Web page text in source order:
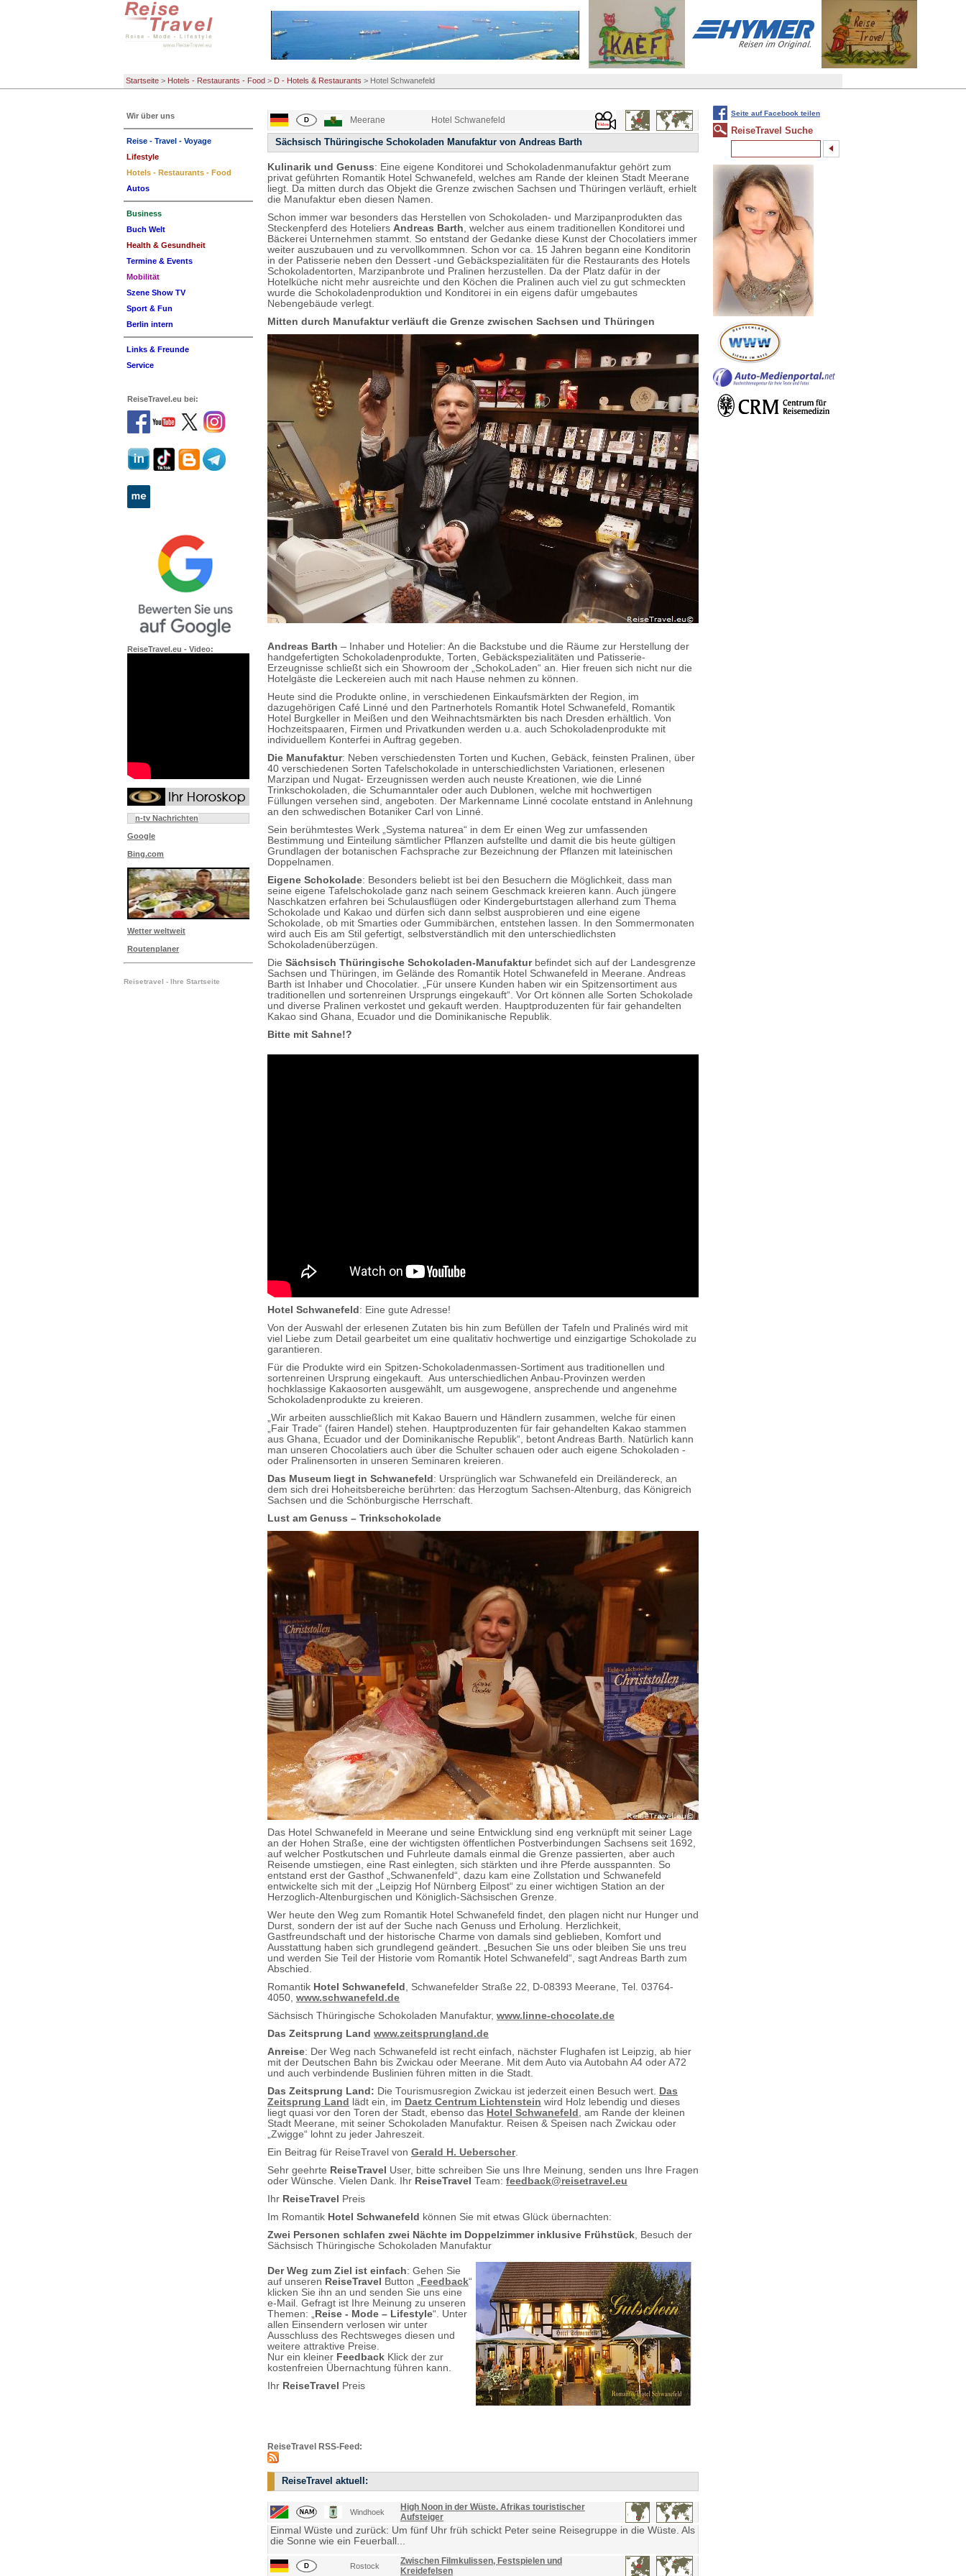
Startseite > Hotels - Restaurants - Food > D - Hotels & Restaurants > Hotel Schwanefeld
Meerane Hotel Schwanefeld
Sächsisch Thüringische Schokoladen Manufaktur von Andreas Barth
Kulinarik und Genuss: Eine eigene Konditorei und Schokoladenmanufaktur gehört zum
privat geführten Romantik Hotel Schwanefeld, welches am Rande der kleinen Stadt Meerane
liegt. Da mitten durch das Objekt die Grenze zwischen Sachsen und Thüringen verläuft, erhielt
die Manufaktur eben diesen Namen.
Schon immer war besonders das Herstellen von Schokoladen- und Marzipanprodukten das
Steckenpferd des Hoteliers Andreas Barth , welcher aus einem traditionellen Konditorei und
Bäckerei Unternehmen stammt. So entstand der Gedanke diese Kunst der Chocolatiers immer
weiter auszubauen und zu vervollkommnen. Schon vor ca. 15 Jahren begann eine Konditorin
in der Patisserie neben den Dessert -und Gebäckspezialitäten für die Restaurants des Hotels
Schokoladentorten, Marzipanbrote und Pralinen herzustellen. Da der Platz dafür in der
Hotelküche nicht mehr ausreichte und den Köchen die Pralinen auch viel zu gut schmeckten
wurde die Schokoladenproduktion und Konditorei in ein eigens dafür umgebautes
Nebengebäude verlegt.
Mitten durch Manufaktur verläuft die Grenze zwischen Sachsen und Thüringen
Andreas Barth – Inhaber und Hotelier: An die Backstube und die Räume zur Herstellung der
handgefertigten Schokoladenprodukte, Torten, Gebäckspezialitäten und Patisserie-
Erzeugnisse schließt sich ein Showroom der „SchokoLaden“ an. Hier freuen sich nicht nur die
Hotelgäste die Leckereien auch mit nach Hause nehmen zu können.
Heute sind die Produkte online, in verschiedenen Einkaufsmärkten der Region, im
dazugehörigen Café Linné und den Partnerhotels Romantik Hotel Schwanefeld, Romantik
Hotel Burgkeller in Meißen und den Weihnachtsmärkten bis nach Dresden erhältlich. Von
Hochzeitspaaren, Firmen und Privatkunden werden u.a. auch Schokoladenprodukte mit
individuellem Konterfei in Auftrag gegeben.
Die Manufaktur: Neben verschiedensten Torten und Kuchen, Gebäck, feinsten Pralinen, über
40 verschiedenen Sorten Tafelschokolade in unterschiedlichsten Variationen, erlesenen
Marzipan und Nugat- Erzeugnissen werden auch neuste Kreationen, wie die Linné
Trinkschokoladen, die Schumanntaler oder auch Dublonen, welche mit hochwertigen
Füllungen versehen sind, angeboten. Der Markenname Linné cocolate entstand in Anlehnung
an den schwedischen Botaniker Carl von Linné.
Sein berühmtestes Werk „Systema naturea“ in dem Er einen Weg zur umfassenden
Bestimmung und Einteilung sämtlicher Pflanzen aufstellte und damit die bis heute gültigen
Grundlagen der botanischen Fachsprache zur Bezeichnung der Pflanzen mit lateinischen
Doppelnamen.
Eigene Schokolade: Besonders beliebt ist bei den Besuchern die Möglichkeit, dass man
seine eigene Tafelschokolade ganz nach seinem Geschmack kreieren kann. Auch jüngere
Naschkatzen erfahren bei Schulausflügen oder Kindergeburtstagen allerhand zum Thema
Schokolade und Kakao und dürfen sich dann selbst ausprobieren und eine eigene
Schokolade, ob mit Smarties oder Gummibärchen, entstehen lassen. In den Sommermonaten
wird auch Eis am Stil gefertigt, selbstverständlich mit den unterschiedlichsten
Schokoladenüberzügen.
Die Sächsisch Thüringische Schokoladen-Manufakturbefindet sich auf der Landesgrenze
Sachsen und Thüringen, im Gelände des Romantik Hotel Schwanefeld in Meerane. Andreas
Barth ist Inhaber und Chocolatier. „Für unsere Kunden haben wir ein Spitzensortiment aus
traditionellen und sortenreinen Ursprungs eingekauft“. Vor Ort können alle Sorten Schokolade
und diverse Pralinen verkostet und gekauft werden. Hauptproduzenten für fair gehandelten
Kakao sind Ghana, Ecuador und die Dominikanische Republik.
Bitte mit Sahne!?
Hotel Schwanefeld: Eine gute Adresse!
Von der Auswahl der erlesenen Zutaten bis hin zum Befüllen der Tafeln und Pralinés wird mit
viel Liebe zum Detail gearbeitet um eine qualitativ hochwertige und einzigartige Schokolade zu
garantieren.
Für die Produkte wird ein Spitzen-Schokoladenmassen-Sortiment aus traditionellen und
sortenreinen Ursprung eingekauft. Aus unterschiedlichen Anbau-Provinzen werden
hochklassige Kakaosorten ausgewählt, um ausgewogene, ansprechende und angenehme
Schokoladenprodukte zu kreieren.
„Wir arbeiten ausschließlich mit Kakao Bauern und Händlern zusammen, welche für einen
„Fair Trade“ (fairen Handel) stehen. Hauptproduzenten für fair gehandelten Kakao stammen
aus Ghana, Ecuador und der Dominikanische Republik“, betont Andreas Barth. Natürlich kann
man unseren Chocolatiers auch über die Schulter schauen oder auch eigene Schokoladen -
oder Pralinensorten in unseren Seminaren kreieren.
Das Museum liegt in Schwanefeld: Ursprünglich war Schwanefeld ein Dreiländereck, an
dem sich drei Hoheitsbereiche berührten: das Herzogtum Sachsen-Altenburg, das Königreich
Sachsen und die Schönburgische Herrschaft.
Lust am Genuss – Trinkschokolade
Das Hotel Schwanefeld in Meerane und seine Entwicklung sind eng verknüpft mit seiner Lage
an der Hohen Straße, eine der wichtigsten öffentlichen Postverbindungen Sachsens seit 1692,
auf welcher Postkutschen und Fuhrleute damals einmal die Grenze passierten, aber auch
Reisende umstiegen, eine Rast einlegten, sich stärkten und ihre Pferde ausspannten. So
entstand erst der Gasthof „Schwanenfeld“, dazu kam eine Zollstation und Schwanefeld
entwickelte sich mit der „Leipzig Hof Nürnberg Eilpost“ zu einer wichtigen Station an der
Herzoglich-Altenburgischen und Königlich-Sächsischen Grenze.
Wer heute den Weg zum Romantik Hotel Schwanefeld findet, den plagen nicht nur Hunger und
Durst, sondern der ist auf der Suche nach Genuss und Erholung. Herzlichkeit,
Gastfreundschaft und der historische Charme von damals sind geblieben, Komfort und
Ausstattung haben sich grundlegend geändert. „Besuchen Sie uns oder bleiben Sie uns treu
und werden Sie Teil der Historie vom Romantik Hotel Schwanefeld“, sagt Andreas Barth zum
Abschied.
Romantik Hotel Schwanefeld , Schwanefelder Straße 22, D-08393 Meerane, Tel. 03764-
4050, www.schwanefeld.de
Sächsisch Thüringische Schokoladen Manufaktur, www.linne-chocolate.de
Das Zeitsprung Land www.zeitsprungland.de
Anreise: Der Weg nach Schwanefeld ist recht einfach, nächster Flughafen ist Leipzig, ab hier
mit der Deutschen Bahn bis Zwickau oder Meerane. Mit dem Auto via Autobahn A4 oder A72
und auch verbindende Buslinien führen mitten in die Stadt.
Das Zeitsprung Land: Die Tourismusregion Zwickau ist jederzeit einen Besuch wert. Das
Zeitsprung Land lädt ein, im Daetz Centrum Lichtenstein wird Holz lebendig und dieses
liegt quasi vor den Toren der Stadt, ebenso das Hotel Schwanefeld , am Rande der kleinen
Stadt Meerane, mit seiner Schokoladen Manufaktur. Reisen & Speisen nach Zwickau oder
„Zwigge“ lohnt zu jeder Jahreszeit.
Ein Beitrag für ReiseTravel von Gerald H. Ueberscher.
Sehr geehrte ReiseTravel User, bitte schreiben Sie uns Ihre Meinung, senden uns Ihre Fragen
oder Wünsche. Vielen Dank. Ihr ReiseTravel Team: feedback@reisetravel.eu
Ihr ReiseTravel Preis
Im Romantik Hotel Schwanefeld können Sie mit etwas Glück übernachten:
Zwei Personen schlafen zwei Nächte im Doppelzimmer inklusive Frühstück , Besuch der
Sächsisch Thüringische Schokoladen Manufaktur
Der Weg zum Ziel ist einfach: Gehen Sie
auf unseren ReiseTravel Button „ Feedback“
klicken Sie ihn an und senden Sie uns eine
e-Mail. Gefragt ist Ihre Meinung zu unseren
Themen: „ Reise - Mode – Lifestyle“. Unter
allen Einsendern verlosen wir unter
Ausschluss des Rechtsweges diesen und
weitere attraktive Preise.
Nur ein kleiner Feedback Klick der zur
kostenfreien Übernachtung führen kann.
Ihr ReiseTravel Preis
ReiseTravel RSS-Feed:
ReiseTravel aktuell:
Windhoek
High Noon in der Wüste. Afrikas touristischer
Aufsteiger
Einmal Wüste und zurück: Um fünf Uhr früh schickt Peter seine Reisegruppe in die Wüste. Als
die Sonne wie ein Feuerball...
Rostock
Zwischen Filmkulissen, Festspielen und
Kreidefelsen
Wir über uns
Reise - Travel - Voyage
Lifestyle
Hotels - Restaurants - Food
Autos
Business
Buch Welt
Health & Gesundheit
Termine & Events
Mobilität
Szene Show TV
Sport & Fun
Berlin intern
Links & Freunde
Service
ReiseTravel.eu bei:
ReiseTravel.eu - Video:
n-tv Nachrichten
Google
Bing.com
Wetter weltweit
Routenplaner
Reisetravel - Ihre Startseite
Seite auf Facebook teilen
ReiseTravel Suche